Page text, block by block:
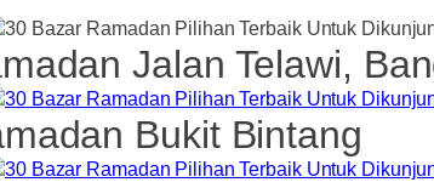
Jalan Telawi,
Bukit Bintang